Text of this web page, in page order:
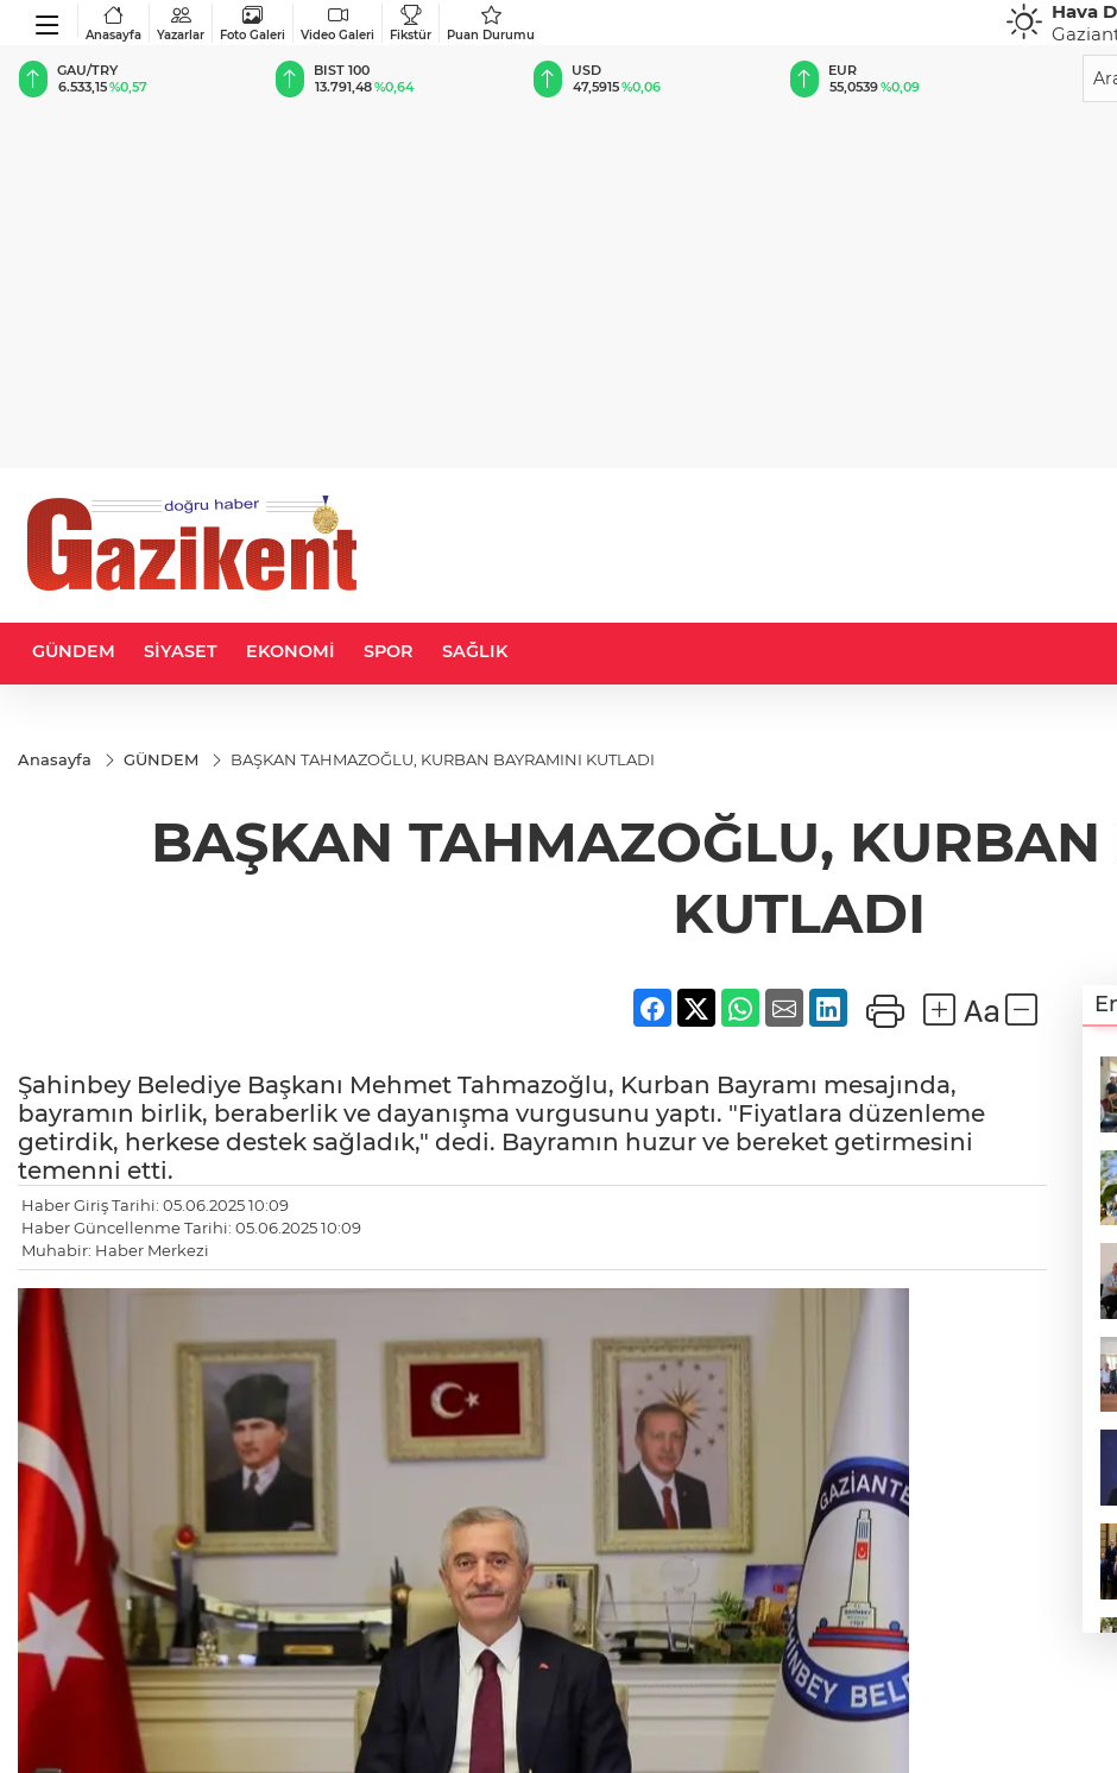
Anasayfa Yazarlar Foto Galeri Video Galeri Fikstür Puan Durumu
Hava
BIST 100
13.791,48%0,64
USD
47,5915%0,06
EUR
55,0539 %0,09
GBP
64,1983%0,18
CHF
GÜNDEM SİYASET EKONOMİ SPOR SAĞLIK
Anasayfa GÜNDEM BAŞKAN TAHMAZOĞLU, KURBAN BAYRAMINI KUTLADI
BAŞKAN TAHMAZOĞLU,
KUTLADI
Şahinbey Belediye Başkanı Mehmet Tahmazoğlu, Kurban Bayramı mesajında,
bayramın birlik, beraberlik ve dayanışma vurgusunu yaptı. "Fiyatlara düzenleme
getirdik, herkese destek sağladık," dedi. Bayramın huzur ve bereket getirmesini
temenni etti.
Haber Giriş Tarihi: 05.06.2025 10:09
Haber Güncellenme Tarihi: 05.06.2025 10:09
Muhabir: Haber Merkezi